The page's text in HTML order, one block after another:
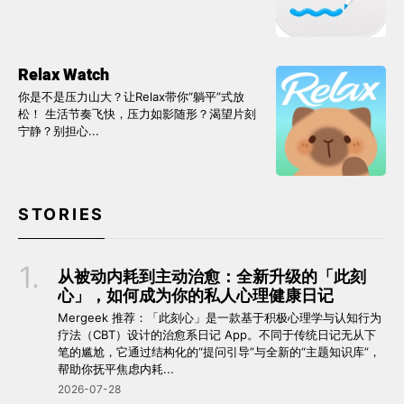
Relax Watch
你是不是压力山大？让Relax带你“躺平”式放
松！ 生活节奏飞快，压力如影随形？渴望片刻
宁静？别担心...
STORIES
从被动内耗到主动治愈：全新升级的「此刻
心」，如何成为你的私人心理健康日记
Mergeek 推荐：「此刻心」是一款基于积极心理学与认知行为
疗法（CBT）设计的治愈系日记 App。不同于传统日记无从下
笔的尴尬，它通过结构化的“提问引导”与全新的“主题知识库”，
帮助你抚平焦虑内耗...
2026-07-28